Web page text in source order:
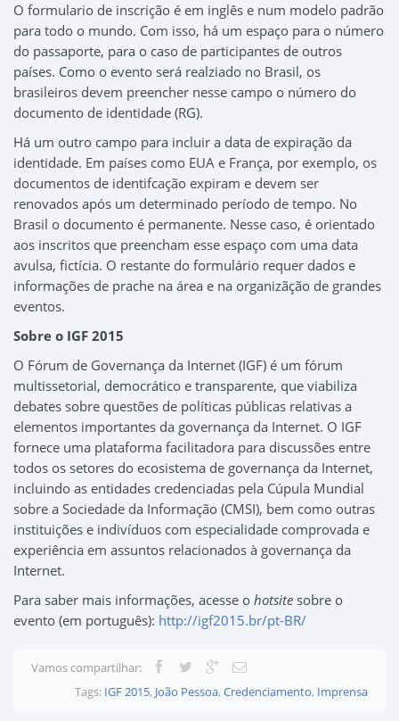
O formulario de inscrição é em inglês e num modelo padrão
para todo o mundo. Com isso, há um espaço para o número
do passaporte, para o caso de participantes de outros
países. Como o evento será realziado no Brasil, os
brasileiros devem preencher nesse campo o número do
documento de identidade (RG).
Há um outro campo para incluir a data de expiração da
identidade. Em países como EUA e França, por exemplo, os
documentos de identifcação expiram e devem ser
renovados após um determinado período de tempo. No
Brasil o documento é permanente. Nesse caso, é orientado
aos inscritos que preencham esse espaço com uma data
avulsa, fictícia. O restante do formulário requer dados e
informações de prache na área e na organizãção de grandes
eventos.
Sobre o IGF 2015
O Fórum de Governança da Internet (IGF) é um fórum
multissetorial, democrático e transparente, que viabiliza
debates sobre questões de políticas públicas relativas a
elementos importantes da governança da Internet. O IGF
fornece uma plataforma facilitadora para discussões entre
todos os setores do ecosistema de governança da Internet,
incluindo as entidades credenciadas pela Cúpula Mundial
sobre a Sociedade da Informação (CMSI), bem como outras
instituições e indivíduos com especialidade comprovada e
experiência em assuntos relacionados à governança da
Internet.
Para saber mais informações, acesse o hotsite sobre o
evento (em português): http://igf2015.br/pt-BR/
Vamos compartilhar:
Tags: IGF 2015, João Pessoa, Credenciamento, Imprensa